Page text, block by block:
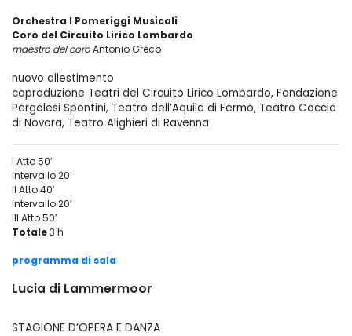
Orchestra I Pomeriggi Musicali
Coro del Circuito Lirico Lombardo
maestro del coroAntonio Greco
nuovo allestimento
coproduzione Teatri del Circuito Lirico Lombardo, Fondazione
Pergolesi Spontini, Teatro dell’Aquila di Fermo, Teatro Coccia
di Novara, Teatro Alighieri di Ravenna
I Atto 50’
Intervallo 20’
II Atto 40′
Intervallo 20’
III Atto 50′
Totale3 h
programma di sala
Lucia di Lammermoor
STAGIONE D’OPERA E DANZA